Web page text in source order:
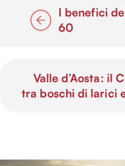
I benefici
60
Valle d’Aosta: il
tra boschi di larici